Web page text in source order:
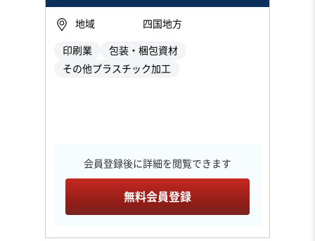
地域 四国地方
印刷業
包装・梱包資材
その他プラスチック加工
会員登録後に詳細を閲覧できます
無料会員登録